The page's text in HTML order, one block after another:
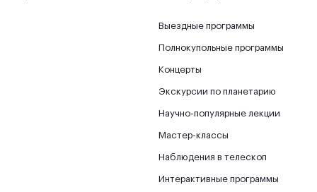
Выездные программы
Полнокупольные программы
Концерты
Экскурсии по планетарию
Научно-популярные лекции
Мастер-классы
Наблюдения в телескоп
Интерактивные программы